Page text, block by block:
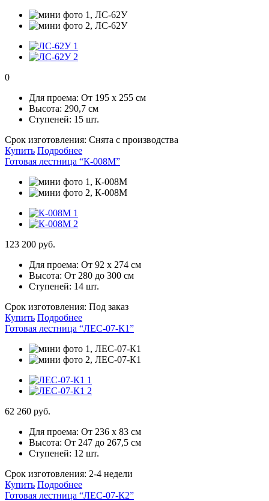
0
Для проема: От 195 х 255 см
Высота: 290,7 см
Ступеней: 15 шт.
Срок изготовления: Снята с производства
Купить Подробнее
Готовая лестница “К-008М”
123 200 руб.
Для проема: От 92 х 274 см
Высота: От 280 до 300 см
Ступеней: 14 шт.
Срок изготовления: Под заказ
Купить Подробнее
Готовая лестница “ЛЕС-07-К1”
62 260 руб.
Для проема: От 236 х 83 см
Высота: От 247 до 267,5 см
Ступеней: 12 шт.
Срок изготовления: 2-4 недели
Купить Подробнее
Готовая лестница “ЛЕС-07-К2”